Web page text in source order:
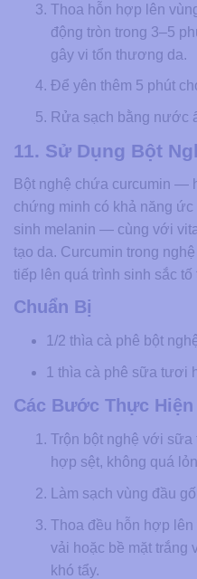
Thoa hỗn hợp lên
động tròn trong 3–5
gây vi tổn thương da.
Để yên thêm 5 phút
Rửa sạch bằng nước
11. Sử Dụng Bột
Bột nghệ chứa curcumin —
chứng minh có khả năng
sinh melanin — cùng với
tạo da. Curcumin trong
tiếp lên quá trình sinh sắc
Chuẩn Bị
1/2 thìa cà phê bột
1 thìa cà phê sữa tươi
Các Bước Thực Hiện
Trộn bột nghệ với
hợp sệt, không quá
Làm sạch vùng đầu
Thoa đều hỗn hợp lên
vải hoặc bề mặt trắng
khó tẩy.